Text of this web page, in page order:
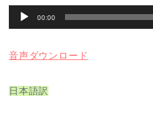
声
レ
ヤ
00:00
音声ダウンロード
日本語訳